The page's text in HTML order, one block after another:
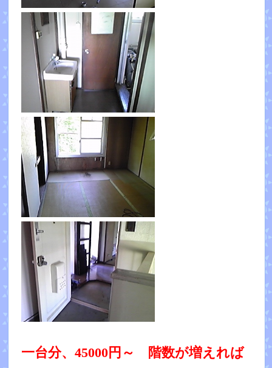
一台分、45000円～ 階数が増えれば